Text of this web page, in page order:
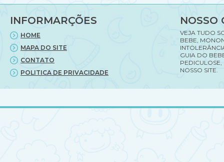
e
mais
fértil?
INFORMARÇÕES
HOME
MAPA DO SITE
CONTATO
POLITICA DE PRIVACIDADE
NOSSO
VEJA TUDO
BEBE,
GUIA DO
PEDICULOSE,
NOSSO SITE.